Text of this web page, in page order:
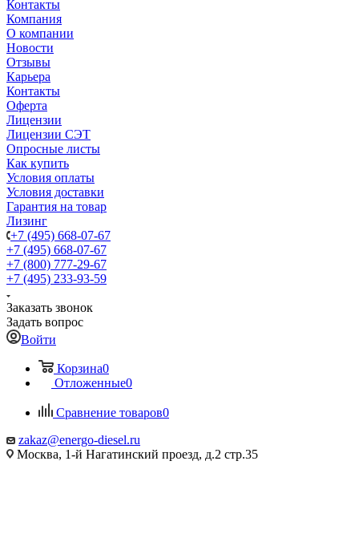
Контакты
Компания
О компании
Новости
Отзывы
Карьера
Контакты
Оферта
Лицензии
Лицензии СЭТ
Опросные листы
Как купить
Условия оплаты
Условия доставки
Гарантия на товар
Лизинг
+7 (495) 668-07-67
+7 (495) 668-07-67
+7 (800) 777-29-67
+7 (495) 233-93-59
Заказать звонок
Задать вопрос
Войти
Корзина0
Отложенные0
Сравнение товаров0
zakaz@energo-diesel.ru
Москва, 1-й Нагатинский проезд, д.2 стр.35